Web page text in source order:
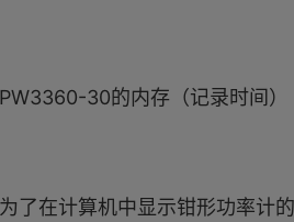
PW3360-30的内存（记录时间）
为了在计算机中显示钳形功率计的保存数